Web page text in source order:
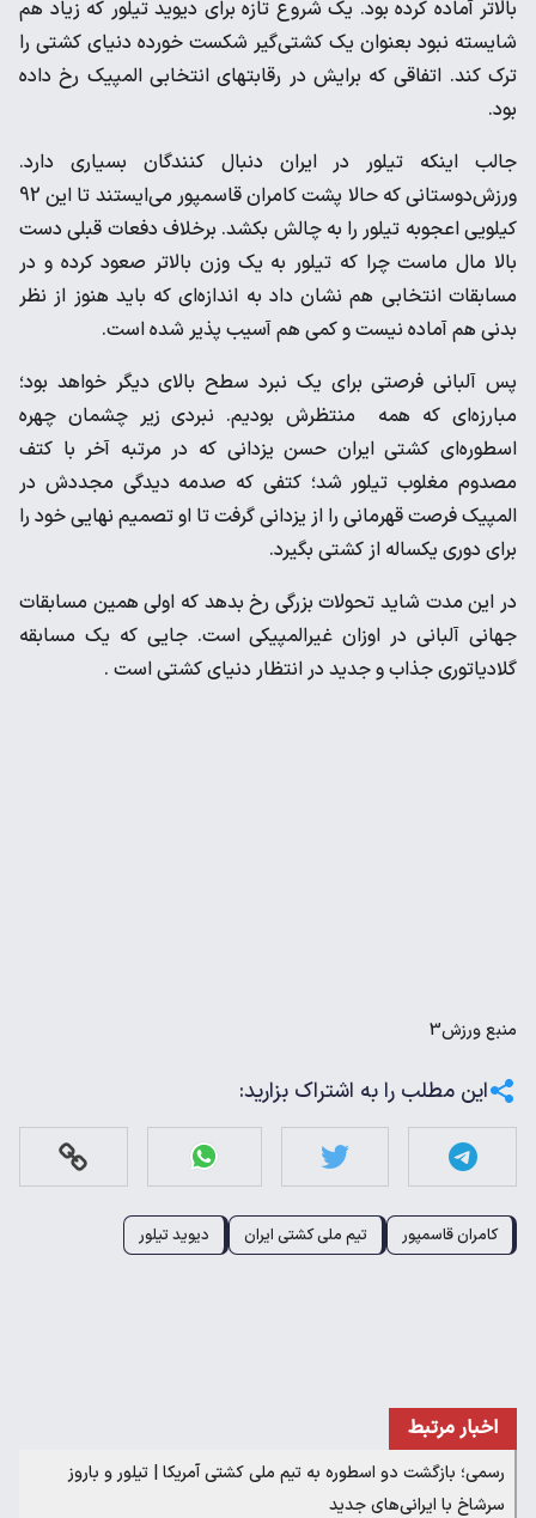
بالاتر آماده کرده بود. یک شروع تازه برای دیوید تیلور که زیاد هم
شایسته نبود بعنوان یک کشتی‌گیر شکست خورده دنیای کشتی را
ترک کند. اتفاقی که برایش در رقابتهای انتخابی المپیک رخ داده
بود.
جالب اینکه تیلور در ایران دنبال کنندگان بسیاری دارد.
ورزش‌دوستانی که حالا پشت کامران قاسمپور می‌ایستند تا این 92
کیلویی اعجوبه تیلور را به چالش بکشد. برخلاف دفعات قبلی دست
بالا مال ماست چرا که تیلور به یک وزن بالاتر صعود کرده و در
مسابقات انتخابی هم نشان داد به اندازه‌ای که باید هنوز از نظر
بدنی هم آماده نیست و کمی هم آسیب پذیر شده است.
پس آلبانی فرصتی برای یک نبرد سطح بالای دیگر خواهد بود؛
مبارزه‌ای که همه منتظرش بودیم. نبردی زیر چشمان چهره
اسطوره‌ای کشتی ایران حسن یزدانی که در مرتبه آخر با کتف
مصدوم مغلوب تیلور شد؛ کتفی که صدمه دیدگی مجددش در
المپیک فرصت قهرمانی را از یزدانی گرفت تا او تصمیم نهایی خود را
برای دوری یکساله از کشتی بگیرد.
در این مدت شاید تحولات بزرگی رخ بدهد که اولی همین مسابقات
جهانی آلبانی در اوزان غیرالمپیکی است. جایی که یک مسابقه
گلادیاتوری جذاب و جدید در انتظار دنیای کشتی است .
منبعورزش3
این مطلب را به اشتراک بزارید:
کامران قاسمپور تیم ملی کشتی ایران دیوید تیلور
اخبار مرتبط
رسمی؛ بازگشت دو اسطوره به تیم ملی کشتی آمریکا | تیلور و باروز
سرشاخ با ایرانی‌های جدید